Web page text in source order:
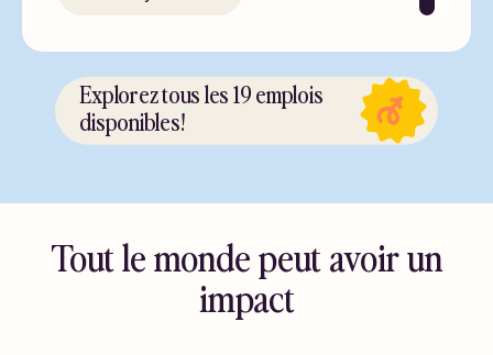
Explorez tous les 19 emplois
disponibles!
Tout le monde peut avoir un
impact